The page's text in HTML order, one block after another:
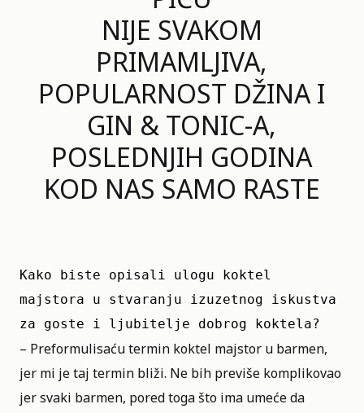
NIJE SVAKOM
PRIMAMLJIVA,
POPULARNOST DŽINA I
GIN & TONIC-A,
POSLEDNJIH GODINA
KOD NAS SAMO RASTE
Kako biste opisali ulogu koktel
majstora u stvaranju izuzetnog iskustva
za goste i ljubitelje dobrog koktela?
– Preformulisaću termin koktel majstor u barmen,
jer mi je taj termin bliži. Ne bih previše komplikovao
jer svaki barmen, pored toga što ima umeće da